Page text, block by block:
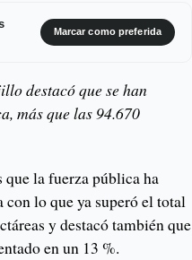
Marcar como preferida
destacó que se han
más que las 94.670
la fuerza pública ha
con lo que ya superó el total
y destacó también que
en un 13 %.